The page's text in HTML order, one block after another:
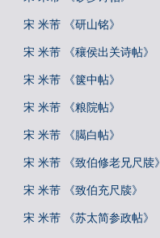
宋 米芾 《研山铭》
宋 米芾 《穰侯出关诗帖》
宋 米芾 《箧中帖》
宋 米芾 《粮院帖》
宋 米芾 《臈白帖》
宋 米芾 《致伯修老兄尺牍》
宋 米芾 《致伯充尺牍》
宋 米芾 《苏太简参政帖》